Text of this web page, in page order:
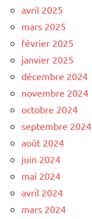
avril 2025
mars 2025
février 2025
janvier 2025
décembre 2024
novembre 2024
octobre 2024
septembre 2024
août 2024
juin 2024
mai 2024
avril 2024
mars 2024